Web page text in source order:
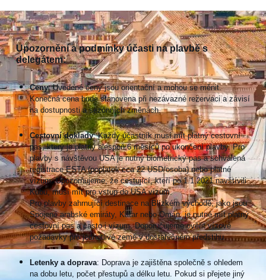
Upozornění a podmínky účasti na plavbě s
delegátem:
Ceny: Uvedené ceny jsou orientační a mohou se měnit.
Konečná cena bude stanovena při nezávazné rezervaci a závisí
na dostupnosti a sezónních změnách.
Cestovní doklady: Každý účastník musí mít platný cestovní
pas, který je platný alespoň 6 měsíců po ukončení plavby. Pro
plavby s návštěvou USA je nutný biometrický pas a schválená
registrace ESTA (poplatek cca 22 USD/osoba) nebo platné
vízum. Upozorňujeme, že cestující, kteří po 1.1.2021 navštívili
Kubu, musí mít pro vstup do USA vízum.
Pro plavby zahrnující destinace na Blízkém východě, jako jsou
Spojené arabské emiráty, Katar nebo Omán, je nutné mít platný
cestovní pas a často i vízum. Doporučujeme ověřit vízové
požadavky pro jednotlivé země v dostatečném předstihu.
Letenky a doprava: Doprava je zajištěna společně s ohledem
na dobu letu, počet přestupů a délku letu. Pokud si přejete jiný